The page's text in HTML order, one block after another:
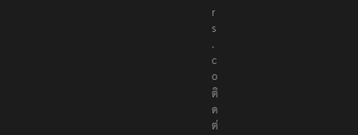
r
s
.
c
o
ติ
ด
ต่